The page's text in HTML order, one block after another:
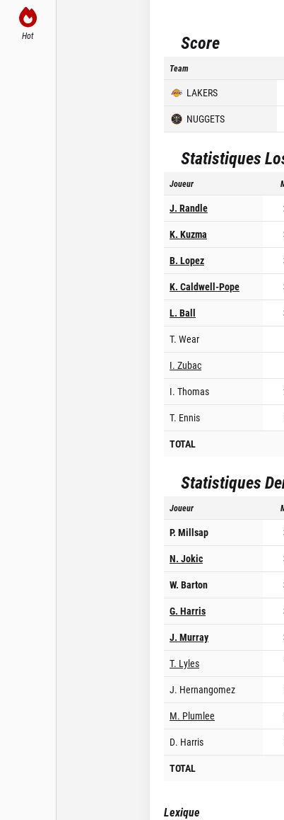
Hot Score
Team
LAKERS
NUGGETS
Statistiques
Joueur
J. Randle
K. Kuzma
B. Lopez
K. Caldwell-Pope
L. Ball
T. Wear
I. Zubac
I. Thomas
T. Ennis
TOTAL
Statistiques
Joueur
P. Millsap
N. Jokic
W. Barton
G. Harris
J. Murray
T. Lyles
J. Hernangomez
M. Plumlee
D. Harris
TOTAL
Lexique